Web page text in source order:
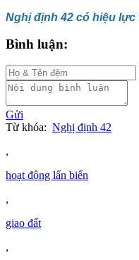
Nghị định 42 có hiệu lực
Bình luận:
Gửi
Từ khóa: Nghị định 42
,
hoạt động lấn biển
,
giao đất
,